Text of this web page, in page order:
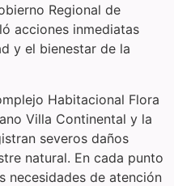
Regional de
acciones inmediatas
y el bienestar de la
Habitacional Flora
Villa Continental y la
severos daños
natural. En cada punto
necesidades de atención